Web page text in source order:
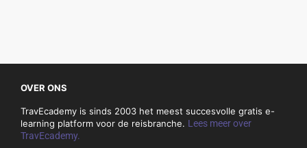
OVER ONS
TravEcademy is sinds 2003 het meest succesvolle gratis e-
learning platform voor de reisbranche. Lees meer over
TravEcademy.